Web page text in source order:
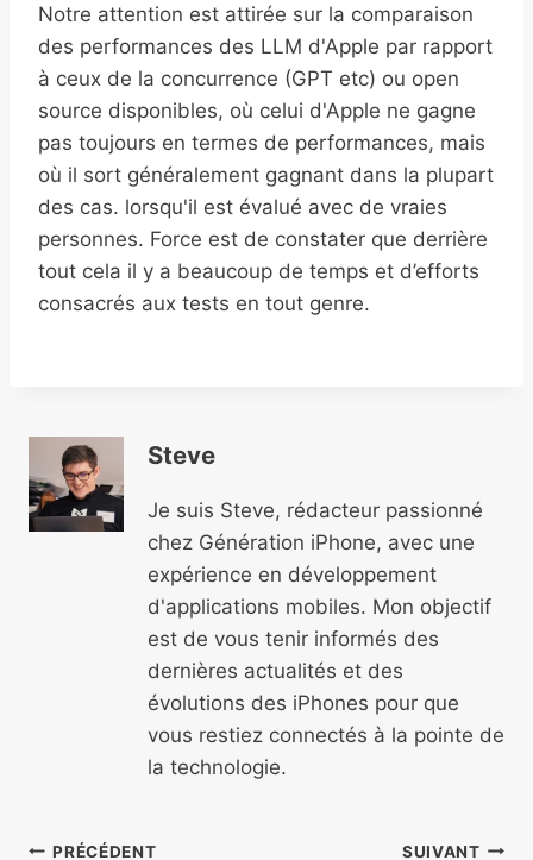
Notre attention est attirée sur la comparaison
des performances des LLM d'Apple par rapport
à ceux de la concurrence (GPT etc) ou open
source disponibles, où celui d'Apple ne gagne
pas toujours en termes de performances, mais
où il sort généralement gagnant dans la plupart
des cas. lorsqu'il est évalué avec de vraies
personnes. Force est de constater que derrière
tout cela il y a beaucoup de temps et d’efforts
consacrés aux tests en tout genre.
Steve
Je suis Steve, rédacteur passionné
chez Génération iPhone, avec une
expérience en développement
d'applications mobiles. Mon objectif
est de vous tenir informés des
dernières actualités et des
évolutions des iPhones pour que
vous restiez connectés à la pointe de
la technologie.
PRÉCÉDENT SUIVANT